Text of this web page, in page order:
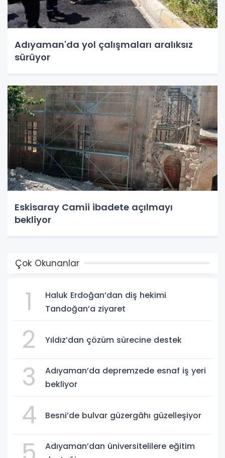
Adıyaman'da yol çalışmaları aralıksız
sürüyor
Eskisaray Camii ibadete açılmayı
bekliyor
Çok Okunanlar
1
Haluk Erdoğan’dan diş hekimi
Tandoğan’a ziyaret
2 Yıldız’dan çözüm sürecine destek
3
Adıyaman’da depremzede esnaf iş yeri
bekliyor
4 Besni’de bulvar güzergâhı güzelleşiyor
Adıyaman’dan üniversitelilere eğitim